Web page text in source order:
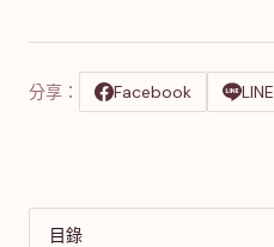
分享： Facebook LINE
目錄